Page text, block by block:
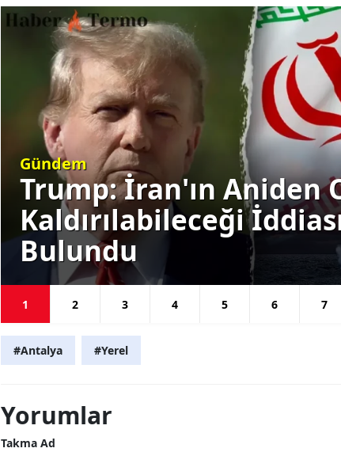
Gündem
Trump: İran'ın Aniden
Kaldırılabileceği
Bulundu
1 2 3 4 5 6 7
#Antalya #Yerel
Yorumlar
Takma Ad